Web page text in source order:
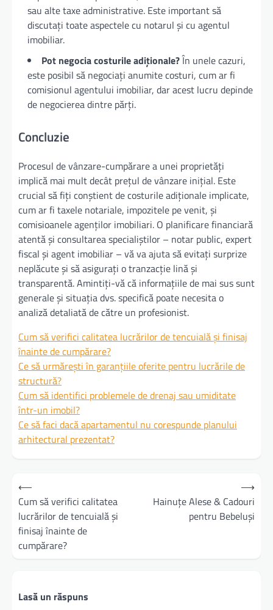
sau alte taxe administrative. Este important să
discutați toate aspectele cu notarul și cu agentul
imobiliar.
Pot negocia costurile adiționale?În unele cazuri,
este posibil să negociați anumite costuri, cum ar fi
comisionul agentului imobiliar, dar acest lucru depinde
de negocierea dintre părți.
Concluzie
Procesul de vânzare-cumpărare a unei proprietăți
implică mai mult decât prețul de vânzare inițial. Este
crucial să fiți conștient de costurile adiționale implicate,
cum ar fi taxele notariale, impozitele pe venit, și
comisioanele agenților imobiliari. O planificare financiară
atentă și consultarea specialiștilor – notar public, expert
fiscal și agent imobiliar – vă va ajuta să evitați surprize
neplăcute și să asigurați o tranzacție lină și
transparentă. Amintiți-vă că informațiile de mai sus sunt
generale și situația dvs. specifică poate necesita o
analiză detaliată de către un profesionist.
Cum să verifici calitatea lucrărilor de tencuială și finisaj
înainte de cumpărare?
Ce să urmărești în garanțiile oferite pentru lucrările de
structură?
Cum să identifici problemele de drenaj sau umiditate
într-un imobil?
Ce să faci dacă apartamentul nu corespunde planului
arhitectural prezentat?
Navigare
în
articole
⟵
Cum să verifici calitatea
lucrărilor de tencuială și
finisaj înainte de
cumpărare?
Hainuțe Alese & Cadouri
pentru Bebeluși
⟶
Lasă un răspuns